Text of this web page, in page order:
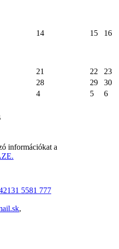
14 15 16
21 22
23
28 29
30
4 5 6
információkat a
5581 777
,